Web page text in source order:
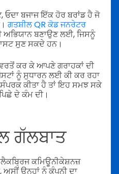
ਓਦਾ ਬਜਾਜ ਇੱਕ ਹੋਰ ਬਰਾਂਡ ਹੈ ਜੋ
ਗਤਸ਼ੀਲ QR ਕੋਡ ਜਨਰੇਟਰ
ਅਭਿਯਾਨ ਬਣਾਉਣ ਲਈ, ਜਿਸਨੂੰ
ਸੁਣ ਸਕਦੇ ਹਨ।
ਕਰ ਕੇ ਆਪਣੇ ਗਰਾਹਕਾਂ ਦੀ
ਨੂੰ ਸੁਧਾਰਨ ਲਈ ਕੀ ਕਰ ਰਹਾ
ਕੀਤਾ ਹੈ ਤਾਂ ਇਹ ਸਮਝ ਸਕੇ
ਦੇ ਕੰਮ ਦੀ।
ਗੱਲਬਾਤ
ਕਮਿਊਨੀਕੇਸ਼ਨਜ਼
ਉਨ੍ਹਾਂ ਨੂੰ ਕੰਪਨੀ ਦਾ